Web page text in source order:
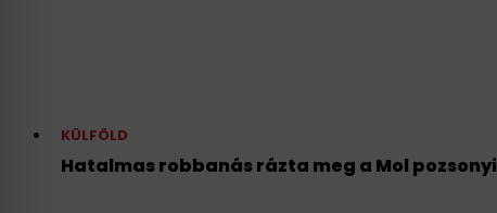
KÜLFÖLD
Hatalmas robbanás rázta meg a Mol